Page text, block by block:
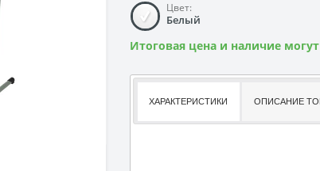
Цвет:
Белый
Итоговая цена и наличие
ХАРАКТЕРИСТИКИ ОПИСАНИЕ